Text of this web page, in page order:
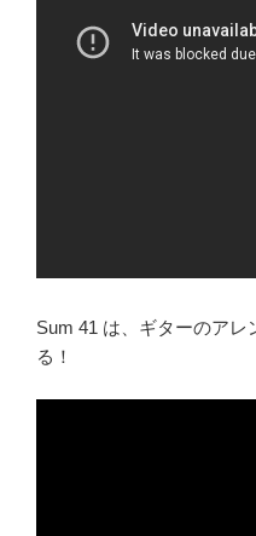
Sum 41 は、ギターのア
る！